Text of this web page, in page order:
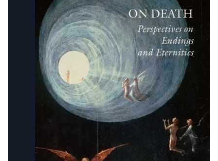
AWARDS
OTHER FORMATS